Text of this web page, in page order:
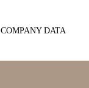
COMPANY DATA